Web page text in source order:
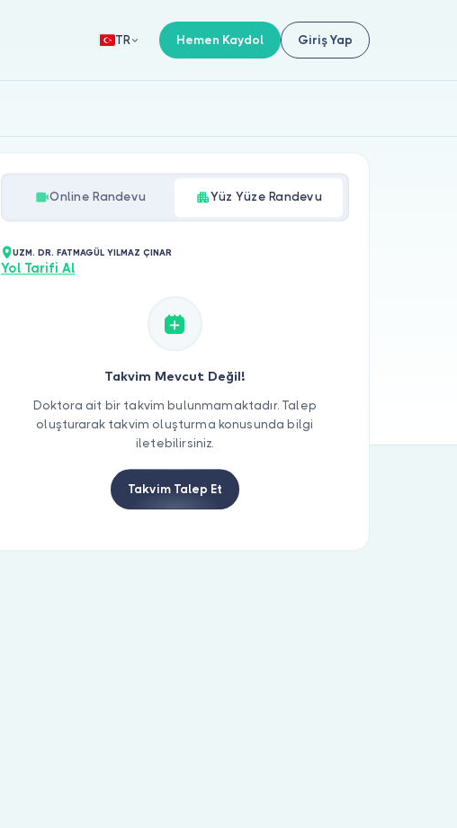
TR Hemen Kaydol Giriş Yap
Online Randevu Yüz Yüze Randevu
UZM. DR. FATMAGÜL YILMAZ ÇINAR
Yol Tarifi Al
Takvim Mevcut Değil!
Doktora ait bir takvim bulunmamaktadır. Talep
oluşturarak takvim oluşturma konusunda bilgi
iletebilirsiniz.
Takvim Talep Et